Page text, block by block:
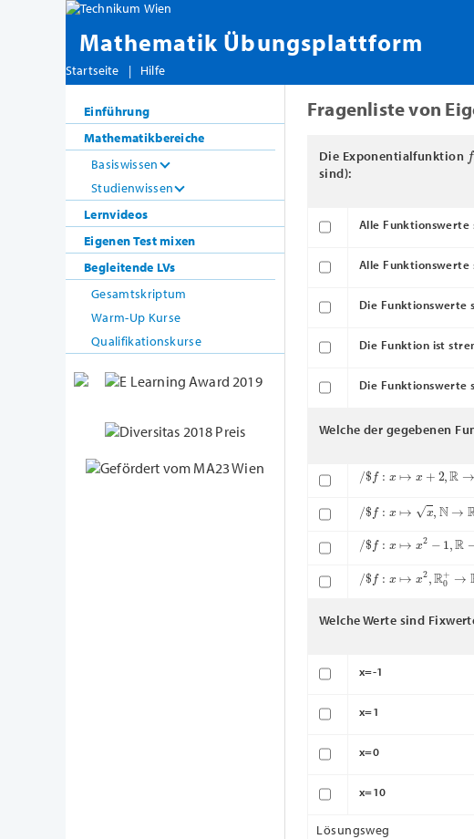
Mathematik Übungsplattform
Startseite | Hilfe
Einführung
Mathematikbereiche
Basiswissen
Studienwissen
Lernvideos
Eigenen Test mixen
Begleitende LVs
Gesamtskriptum
Warm-Up Kurse
Qualifikationskurse
Fragenliste von
Die Exponentialfunktion f
sind):
Alle Funktionswerte
Alle Funktionswerte
Die Funktionswerte
Die Funktion ist
Die Funktionswerte
Welche der gegebenen
/$ f:x →R
/$ :x →R
/$ f:x 1, → R
/$ f:x 0 +→ +
Welche Werte sind
x=-1
x=1
x=0
x=10
Lösungsweg